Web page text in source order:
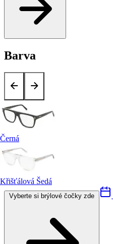
Barva
Černá
Křišťálová Šedá